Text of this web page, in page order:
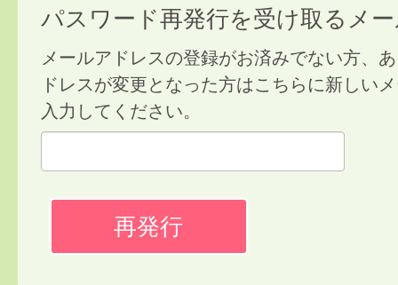
パスワード再発行を受け取るメ
メールアドレスの登録がお済みでない方、
ドレスが変更となった方はこちらに新しい
入力してください。